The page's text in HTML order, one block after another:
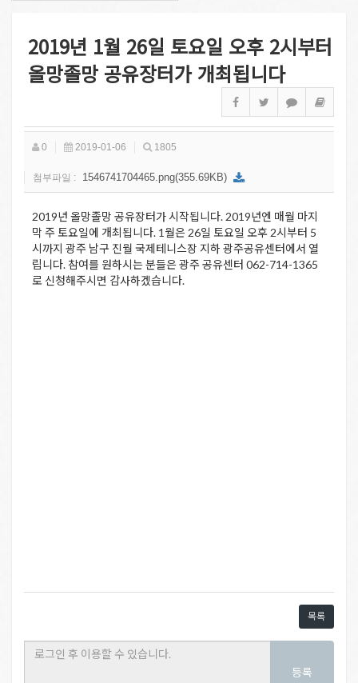
2019년 1월 26일 토요일 오후 2시부터
올망졸망 공유장터가 개최됩니다
0 2019-01-06 1805
첨부파일 : 1546741704465.png(355.69KB)
2019년 올망졸망 공유장터가 시작됩니다. 2019년엔 매월 마지
막 주 토요일에 개최됩니다. 1월은 26일 토요일 오후 2시부터 5
시까지 광주 남구 진월 국제테니스장 지하 광주공유센터에서 열
립니다. 참여를 원하시는 분들은 광주 공유센터 062-714-1365
로 신청해주시면 감사하겠습니다.
목록
등록